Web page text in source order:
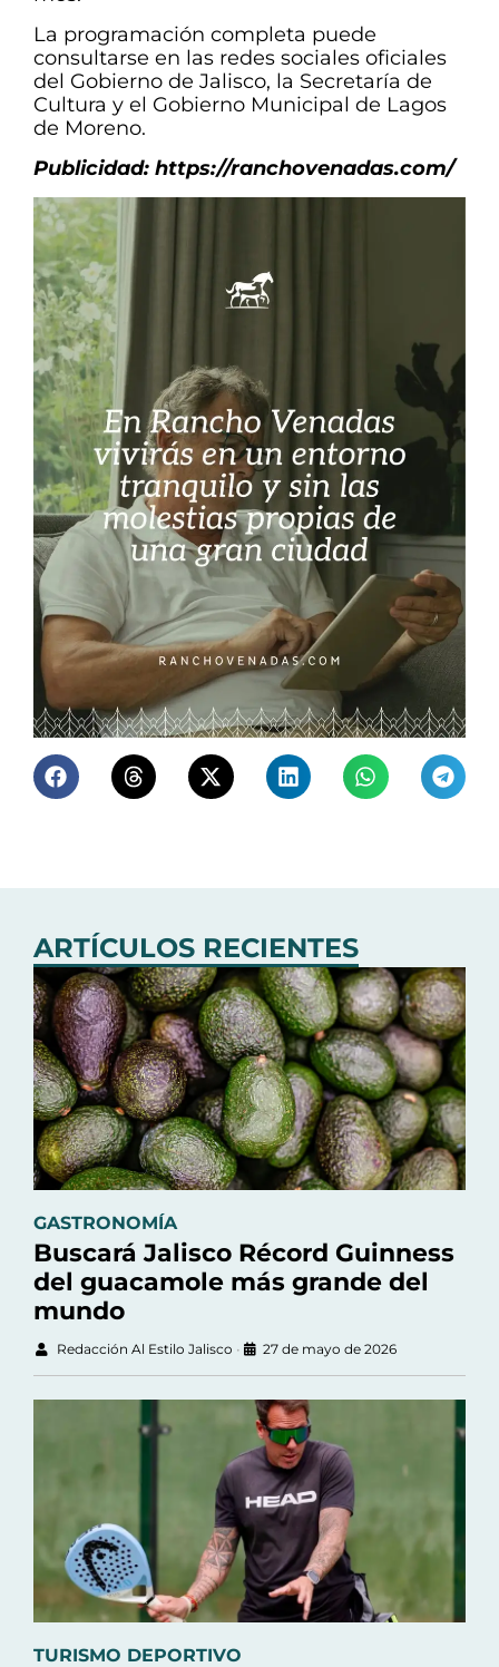
La programación completa puede
consultarse en las redes sociales oficiales
del Gobierno de Jalisco, la Secretaría de
Cultura y el Gobierno Municipal de Lagos
de Moreno.
Publicidad: https://ranchovenadas.com/
ARTÍCULOS RECIENTES
GASTRONOMÍA
Buscará Jalisco Récord Guinness
del guacamole más grande del
mundo
Redacción Al Estilo Jalisco • 27 de mayo de 2026
TURISMO DEPORTIVO